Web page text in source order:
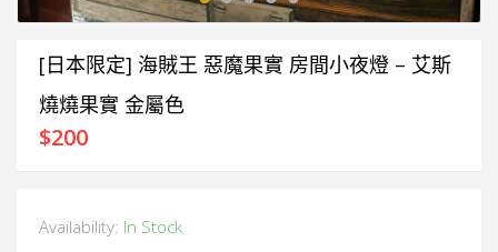
[日本限定] 海賊王 惡魔果實 房間小夜燈 – 艾斯
燒燒果實 金屬色
$200
Availability: In Stock